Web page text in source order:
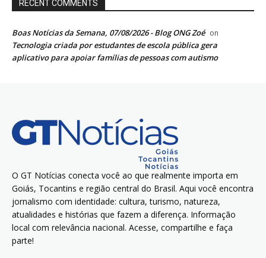
RECENT COMMENTS
Boas Notícias da Semana, 07/08/2026 - Blog ONG Zoé on
Tecnologia criada por estudantes de escola pública gera
aplicativo para apoiar famílias de pessoas com autismo
O GT Notícias conecta você ao que realmente importa em
Goiás, Tocantins e região central do Brasil. Aqui você encontra
jornalismo com identidade: cultura, turismo, natureza,
atualidades e histórias que fazem a diferença. Informação
local com relevância nacional. Acesse, compartilhe e faça
parte!